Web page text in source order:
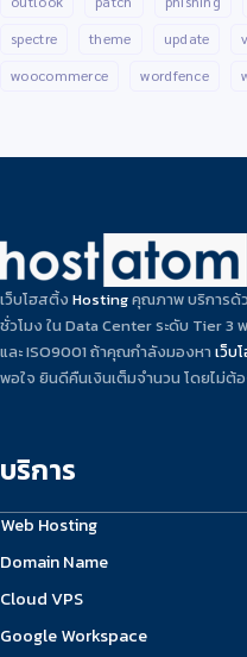
spectre
theme update
woocommerce
wordfence
เว็บโฮสติ้ง Hostingคุณภาพ บริการด้
ชั่วโมง ใน Data Center ระดับ Tier
และ ISO9001 ถ้าคุณกำลังมองหา เว็บ
พอใจ ยินดีคืนเงินเต็มจำนวน โดยไม่ต้
บริการ
Web Hosting
Domain Name
Cloud VPS
Google Workspace